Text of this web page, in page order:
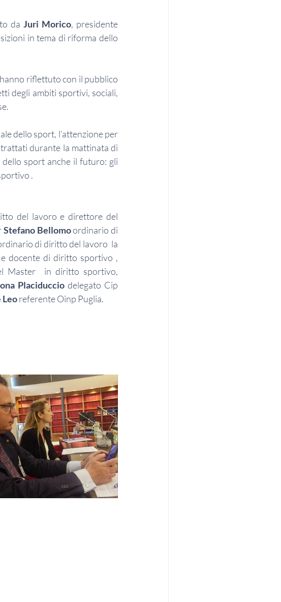
da Juri Morico, presidente
in tema di riforma dello
riflettuto con il pubblico
degli ambiti sportivi, sociali,
dello sport, l’attenzione per
durante la mattinata di
dello sport anche il futuro: gli
.
del lavoro e direttore del
Stefano Bellomo ordinario di
di diritto del lavoro  la
docente di diritto sportivo ,
Master  in diritto sportivo,
Placiduccio delegato Cip
Leo referente Oinp Puglia.